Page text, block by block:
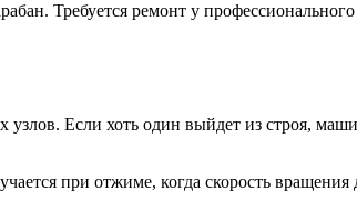
. Требуется ремонт у
Если хоть один выйдет из строя,
при отжиме, когда скорость